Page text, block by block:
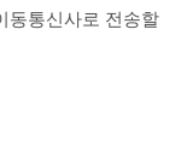
동통신사로 전송할